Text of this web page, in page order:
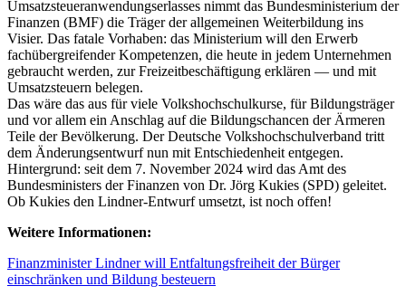
Umsatzsteueranwendungserlasses nimmt das Bundesministerium der
Finanzen (BMF) die Träger der allgemeinen Weiterbildung ins
Visier. Das fatale Vorhaben: das Ministerium will den Erwerb
fachübergreifender Kompetenzen, die heute in jedem Unternehmen
gebraucht werden, zur Freizeitbeschäftigung erklären — und mit
Umsatzsteuern belegen.
Das wäre das aus für viele Volkshochschulkurse, für Bildungsträger
und vor allem ein Anschlag auf die Bildungschancen der Ärmeren
Teile der Bevölkerung. Der Deutsche Volkshochschulverband tritt
dem Änderungsentwurf nun mit Entschiedenheit entgegen.
Hintergrund: seit dem 7. November 2024 wird das Amt des
Bundesministers der Finanzen von Dr. Jörg Kukies (SPD) geleitet.
Ob Kukies den Lindner-Entwurf umsetzt, ist noch offen!
Weitere Informationen:
Finanzminister Lindner will Entfaltungsfreiheit der Bürger
einschränken und Bildung besteuern